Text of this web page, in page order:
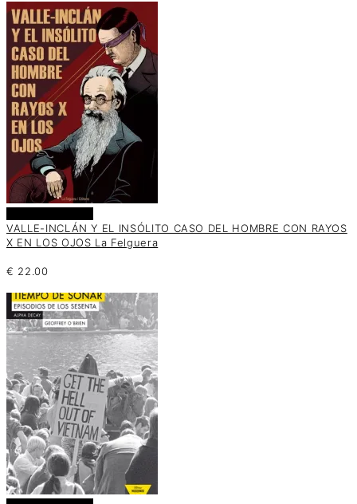
VALLE-INCLÁN Y EL INSÓLITO CASO DEL HOMBRE CON RAYOS
X EN LOS OJOS La Felguera
€ 22.00